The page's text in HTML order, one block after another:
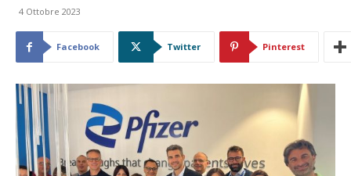
4 Ottobre 2023
Facebook Twitter Pinterest